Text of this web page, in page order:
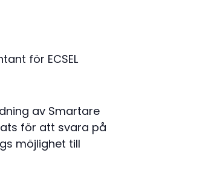
för ECSEL
av Smartare
för att svara på
möjlighet till